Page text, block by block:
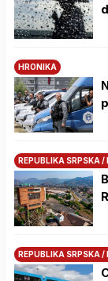
HRONIKA
REPUBLIKA SRPSKA /
REPUBLIKA SRPSKA /